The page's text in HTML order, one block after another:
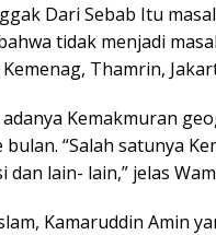
Dari Sebab Itu
tidak menjadi
Thamrin,
Kemakmuran
“Salah satunya
lain- lain,” jelas
Kamaruddin Amin